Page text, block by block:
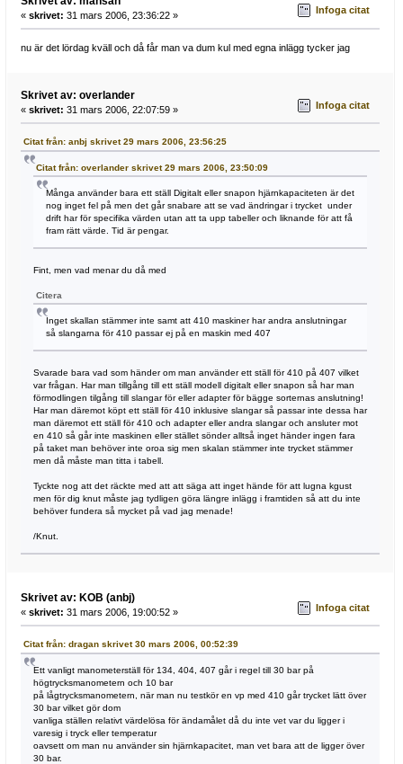
« skrivet: 31 mars 2006, 23:36:22 » Infoga citat
nu är det lördag kväll och då får man va dum kul med egna inlägg tycker jag
Skrivet av: overlander
« skrivet: 31 mars 2006, 22:07:59 » Infoga citat
Citat från: anbj skrivet 29 mars 2006, 23:56:25
Citat från: overlander skrivet 29 mars 2006, 23:50:09
Många använder bara ett ställ Digitalt eller snapon hjärnkapaciteten är det
nog inget fel på men det går snabare att se vad ändringar i trycket under
drift har för specifika värden utan att ta upp tabeller och liknande för att få
fram rätt värde. Tid är pengar.
Fint, men vad menar du då med
Citera
Inget skallan stämmer inte samt att 410 maskiner har andra anslutningar
så slangarna för 410 passar ej på en maskin med 407
Svarade bara vad som händer om man använder ett ställ för 410 på 407 vilket
var frågan. Har man tillgång till ett ställ modell digitalt eller snapon så har man
förmodlingen tilgång till slangar för eller adapter för bägge sorternas anslutning!
Har man däremot köpt ett ställ för 410 inklusive slangar så passar inte dessa har
man däremot ett ställ för 410 och adapter eller andra slangar och ansluter mot
en 410 så går inte maskinen eller stället sönder alltså inget händer ingen fara
på taket man behöver inte oroa sig men skalan stämmer inte trycket stämmer
men då måste man titta i tabell.
Tyckte nog att det räckte med att att säga att inget hände för att lugna kgust
men för dig knut måste jag tydligen göra längre inlägg i framtiden så att du inte
behöver fundera så mycket på vad jag menade!
/Knut.
Skrivet av: KOB (anbj)
« skrivet: 31 mars 2006, 19:00:52 » Infoga citat
Citat från: dragan skrivet 30 mars 2006, 00:52:39
Ett vanligt manometerställ för 134, 404, 407 går i regel till 30 bar på
högtrycksmanometern och 10 bar
på lågtrycksmanometern, när man nu testkör en vp med 410 går trycket lätt över
30 bar vilket gör dom
vanliga ställen relativt värdelösa för ändamålet då du inte vet var du ligger i
varesig i tryck eller temperatur
oavsett om man nu använder sin hjärnkapacitet, man vet bara att de ligger över
30 bar.